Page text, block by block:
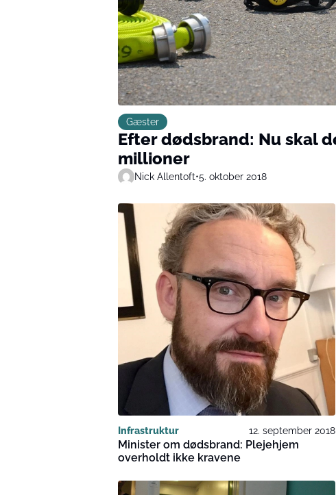
Gæster
Efter dødsbrand: Nu skal
millioner
Nick Allentoft•5. oktober 2018
Infrastruktur 12. september 2018
Minister om dødsbrand: Plejehjem
overholdt ikke kravene